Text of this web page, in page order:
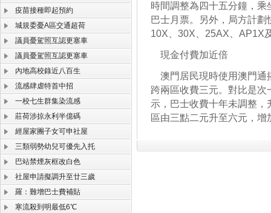
疫苗接種即起預約
城規委憂A區交通超荷
議員憂駕照互認更塞車
議員憂駕照互認更塞車
內地高校錄近八百生
流感肆虐特首中招
一校七生群集染流感
莊荷涉掠永利半億碼
經屋家團子女可申社屋
三類弱勢幼兒可優先入托
巴站禁煙灰框改白色
社屋申請擬調升至廿三歲
羅：難增巴士費補貼
寒流殺到明最低6℃
時間調整為四十五分鐘，
巴士月票。另外，局方計
10X、30X、25AX、AP1X
現金付費加近倍
澳門居民現時使用澳門通
跨兩區收費三元。對比是
示，巴士收費十年未調整
區由三點二元升至六元，增